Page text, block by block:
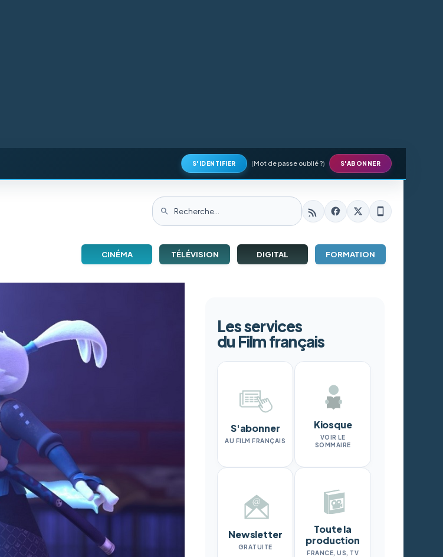
S'IDENTIFIER (Mot de passe oublié ?) S'ABONNER
CINÉMA TÉLÉVISION DIGITAL FORMATION
Les services
du Film français
S'abonner
AU FILM FRANÇAIS
Kiosque
VOIR LE
SOMMAIRE
Newsletter
GRATUITE
Toute la
production
FRANCE, US, TV